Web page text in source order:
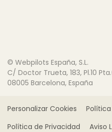
© Webpilots España, S.L.
C/ Doctor Trueta, 183, Pl.10
08005 Barcelona, España
Personalizar Cookies
Política de Privacidad
Aviso